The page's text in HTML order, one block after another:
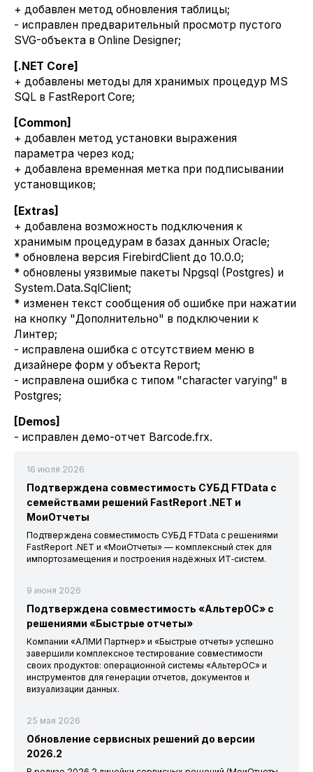
+ добавлен метод обновления таблицы;
- исправлен предварительный просмотр пустого
SVG-объекта в Online Designer;
[.NET Core]
+ добавлены методы для хранимых процедур MS
SQL в FastReport Core;
[Common]
+ добавлен метод установки выражения
параметра через код;
+ добавлена временная метка при подписывании
установщиков;
[Extras]
+ добавлена возможность подключения к
хранимым процедурам в базах данных Oracle;
* обновлена версия FirebirdClient до 10.0.0;
* обновлены уязвимые пакеты Npgsql (Postgres) и
System.Data.SqlClient;
* изменен текст сообщения об ошибке при нажатии
на кнопку "Дополнительно" в подключении к
Линтер;
- исправлена ошибка с отсутствием меню в
дизайнере форм у объекта Report;
- исправлена ошибка с типом "character varying" в
Postgres;
[Demos]
- исправлен демо-отчет Barcode.frx.
16 июля 2026
Подтверждена совместимость СУБД FTData с
семействами решений FastReport .NET и
МоиОтчеты
Подтверждена совместимость СУБД FTData с решениями
FastReport .NET и «МоиОтчеты» — комплексный стек для
импортозамещения и построения надёжных ИТ‑систем.
9 июня 2026
Подтверждена совместимость «АльтерОС» с
решениями «Быстрые отчеты»
Компании «АЛМИ Партнер» и «Быстрые отчеты» успешно
завершили комплексное тестирование совместимости
своих продуктов: операционной системы «АльтерОС» и
инструментов для генерации отчетов, документов и
визуализации данных.
25 мая 2026
Обновление сервисных решений до версии
2026.2